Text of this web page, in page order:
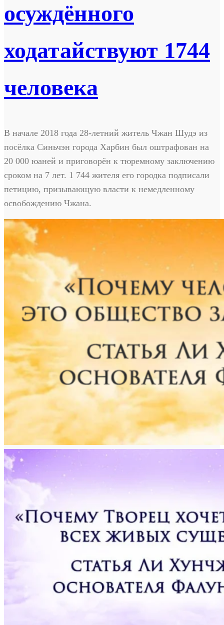
осуждённого
ходатайствуют 1744
человека
В начале 2018 года 28-летний житель Чжан Шудэ из
посёлка Синьчэн города Харбин был оштрафован на
20 000 юаней и приговорён к тюремному заключению
сроком на 7 лет. 1 744 жителя его городка подписали
петицию, призывающую власти к немедленному
освобождению Чжана.